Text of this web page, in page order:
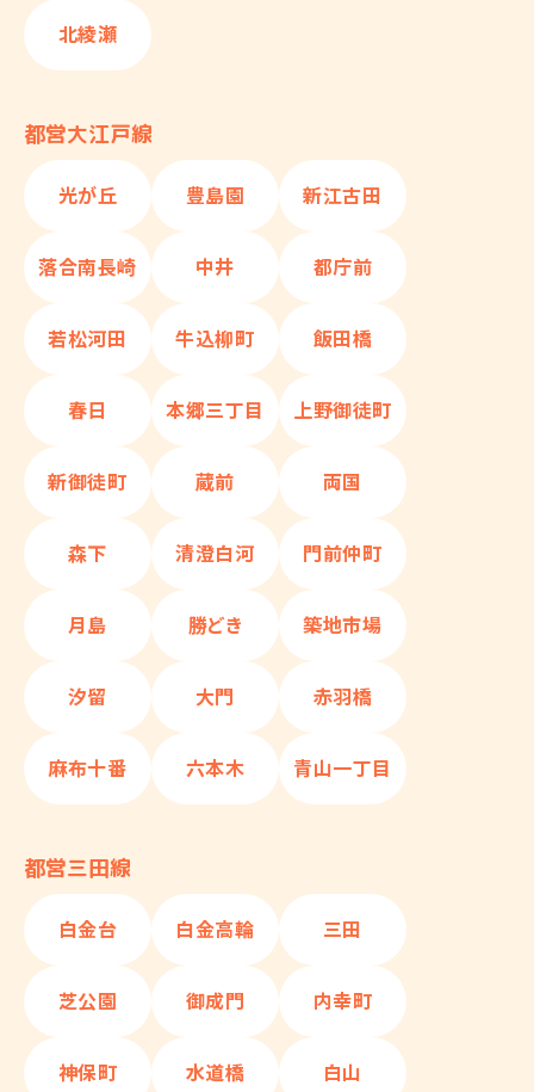
北綾瀬
都営大江戸線
光が丘 豊島園 新江古田
落合南長崎 中井 都庁前
若松河田 牛込柳町 飯田橋
春日 本郷三丁目 上野御徒町
新御徒町 蔵前 両国
森下 清澄白河 門前仲町
月島 勝どき 築地市場
汐留 大門 赤羽橋
麻布十番 六本木 青山一丁目
都営三田線
白金台 白金高輪 三田
芝公園 御成門 内幸町
神保町 水道橋 白山